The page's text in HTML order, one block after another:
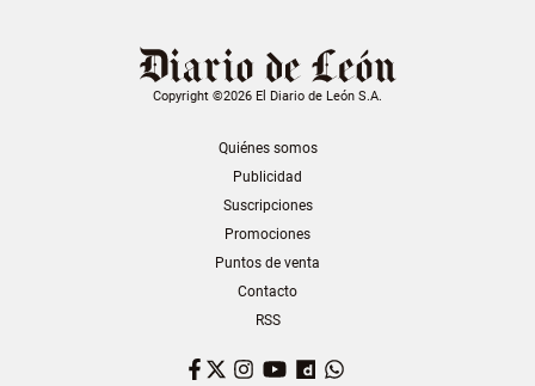
Copyright ©2026 El Diario de León S.A.
Quiénes somos
Publicidad
Suscripciones
Promociones
Puntos de venta
Contacto
RSS
Facebook
TwitterInstagram
YouTubeDailymotion